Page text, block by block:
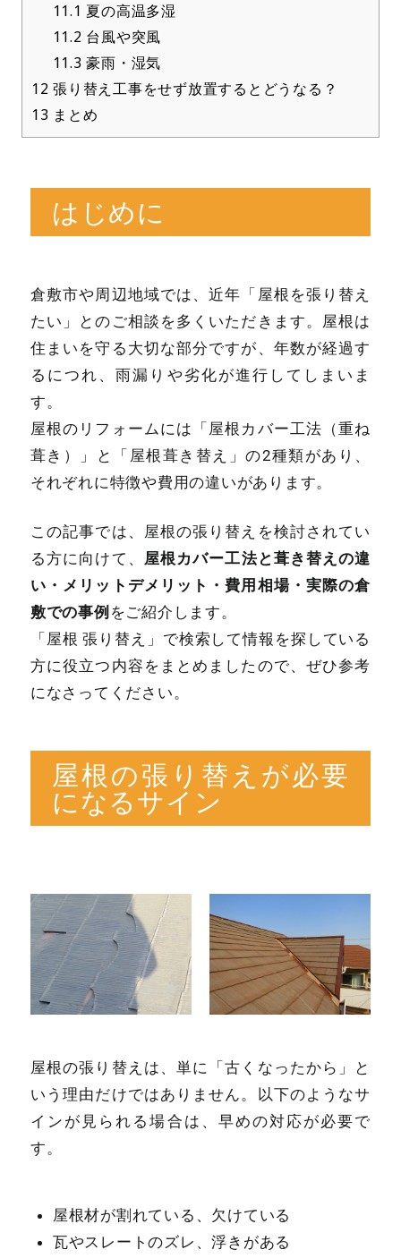
11.1 夏の高温多湿
11.2 台風や突風
11.3 豪雨・湿気
12 張り替え工事をせず放置するとどうなる？
13 まとめ
はじめに
倉敷市や周辺地域では、近年「屋根を張り替え
たい」とのご相談を多くいただきます。屋根は
住まいを守る大切な部分ですが、年数が経過す
るにつれ、雨漏りや劣化が進行してしまいま
す。
屋根のリフォームには「屋根カバー工法（重ね
葺き）」と「屋根葺き替え」の2種類があり、
それぞれに特徴や費用の違いがあります。
この記事では、屋根の張り替えを検討されてい
る方に向けて、 屋根カバー工法と葺き替えの違
い・メリットデメリット・費用相場・実際の倉
敷での事例をご紹介します。
「屋根 張り替え」で検索して情報を探している
方に役立つ内容をまとめましたので、ぜひ参考
になさってください。
屋根の張り替えが必要
になるサイン
屋根の張り替えは、単に「古くなったから」と
いう理由だけではありません。以下のようなサ
インが見られる場合は、早めの対応が必要で
す。
屋根材が割れている、欠けている
瓦やスレートのズレ、浮きがある